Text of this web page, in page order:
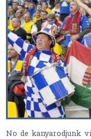
No de kanyarodjunk